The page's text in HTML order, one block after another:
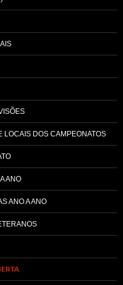
LOCAIS DOS CAMPEONATOS
ANO
ANO A ANO